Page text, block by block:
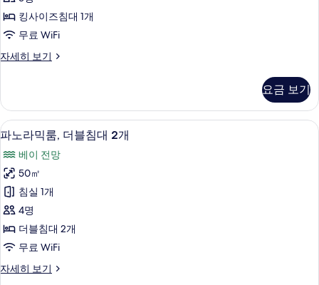
사
진
모
기
시
내
전
자
보
기
사
이
즈
침
1
개,
시
내
전
망
사
진
모
두
킹사이즈침대 1개
무료 WiFi
자세히 보기
디
킹
사
이
즈
침
대
개,
시
내
전
망
세
요금 보기
파
노
라
믹
룸,
더
블
침
대
이탈리아 프레떼 시트, 고급 침구, 필로
5
파노라믹룸, 더블침대 2개
베이 전망
50㎡
침실 1개
4명
더블침대 2개
무료 WiFi
자세히 보기
파